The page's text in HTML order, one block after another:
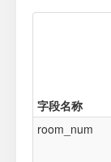
字段名称
room_num